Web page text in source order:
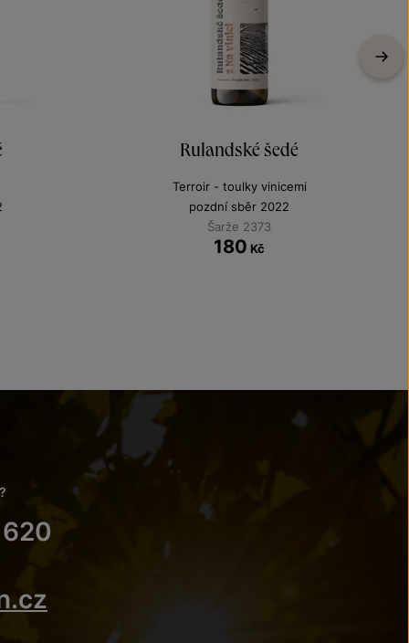
Rulandské šedé
Terroir - toulky vinicemi
pozdní sběr 2022
Šarže 2373
180 Kč